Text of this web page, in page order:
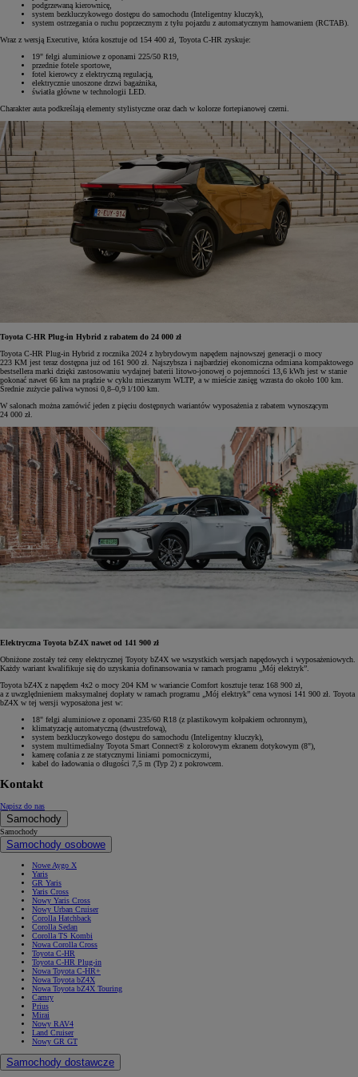
podgrzewaną kierownicę,
system bezkluczykowego dostępu do samochodu (Inteligentny kluczyk),
system ostrzegania o ruchu poprzecznym z tyłu pojazdu z automatycznym hamowaniem (RCTAB).
Wraz z wersją Executive, która kosztuje od 154 400 zł, Toyota C-HR zyskuje:
19" felgi aluminiowe z oponami 225/50 R19,
przednie fotele sportowe,
fotel kierowcy z elektryczną regulacją,
elektrycznie unoszone drzwi bagażnika,
światła główne w technologii LED.
Charakter auta podkreślają elementy stylistyczne oraz dach w kolorze fortepianowej czerni.
Toyota C-HR Plug-in Hybrid z rabatem do 24 000 zł
Toyota C-HR Plug-in Hybrid z rocznika 2024 z hybrydowym napędem najnowszej generacji o mocy
223 KM jest teraz dostępna już od 161 900 zł. Najszybsza i najbardziej ekonomiczna odmiana kompaktowego
bestsellera marki dzięki zastosowaniu wydajnej baterii litowo-jonowej o pojemności 13,6 kWh jest w stanie
pokonać nawet 66 km na prądzie w cyklu mieszanym WLTP, a w mieście zasięg wzrasta do około 100 km.
Średnie zużycie paliwa wynosi 0,8–0,9 l/100 km.
W salonach można zamówić jeden z pięciu dostępnych wariantów wyposażenia z rabatem wynoszącym
24 000 zł.
Elektryczna Toyota bZ4X nawet od 141 900 zł
Obniżone zostały też ceny elektrycznej Toyoty bZ4X we wszystkich wersjach napędowych i wyposażeniowych.
Każdy wariant kwalifikuje się do uzyskania dofinansowania w ramach programu „Mój elektryk”.
Toyota bZ4X z napędem 4x2 o mocy 204 KM w wariancie Comfort kosztuje teraz 168 900 zł,
a z uwzględnieniem maksymalnej dopłaty w ramach programu „Mój elektryk” cena wynosi 141 900 zł. Toyota
bZ4X w tej wersji wyposażona jest w:
18" felgi aluminiowe z oponami 235/60 R18 (z plastikowym kołpakiem ochronnym),
klimatyzację automatyczną (dwustrefową),
system bezkluczykowego dostępu do samochodu (Inteligentny kluczyk),
system multimedialny Toyota Smart Connect® z kolorowym ekranem dotykowym (8"),
kamerę cofania z ze statycznymi liniami pomocniczymi,
kabel do ładowania o długości 7,5 m (Typ 2) z pokrowcem.
Kontakt
Napisz do nas
Samochody
Samochody
Samochody osobowe
Nowe Aygo X
Yaris
GR Yaris
Yaris Cross
Nowy Yaris Cross
Nowy Urban Cruiser
Corolla Hatchback
Corolla Sedan
Corolla TS Kombi
Nowa Corolla Cross
Toyota C-HR
Toyota C-HR Plug-in
Nowa Toyota C-HR+
Nowa Toyota bZ4X
Nowa Toyota bZ4X Touring
Camry
Prius
Mirai
Nowy RAV4
Land Cruiser
Nowy GR GT
Samochody dostawcze